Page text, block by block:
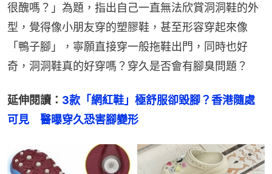
很醜嗎？」為題，指出自己一直無法欣賞洞洞鞋的外
型，覺得像小朋友穿的塑膠鞋，甚至形容穿起來像
「鴨子腳」，寧願直接穿一般拖鞋出門，同時也好
奇，洞洞鞋真的好穿嗎？穿久是否會有腳臭問題？
延伸閱讀： 3款「網紅鞋」極舒服卻毀腳？香港隨處
可見　醫曝穿久恐害腳變形